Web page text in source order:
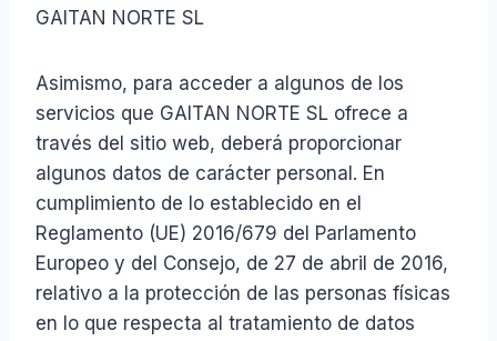
GAITAN NORTE SL
Asimismo, para acceder a algunos de los
servicios que GAITAN NORTE SL ofrece a
través del sitio web, deberá proporcionar
algunos datos de carácter personal. En
cumplimiento de lo establecido en el
Reglamento (UE) 2016/679 del Parlamento
Europeo y del Consejo, de 27 de abril de 2016,
relativo a la protección de las personas físicas
en lo que respecta al tratamiento de datos